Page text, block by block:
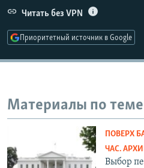
Все сайты РСЕ/РС
Читать без VPN
Приоритетный источник в Google
Материалы по теме
ПОВЕРХ
ЧАС.
Выбор